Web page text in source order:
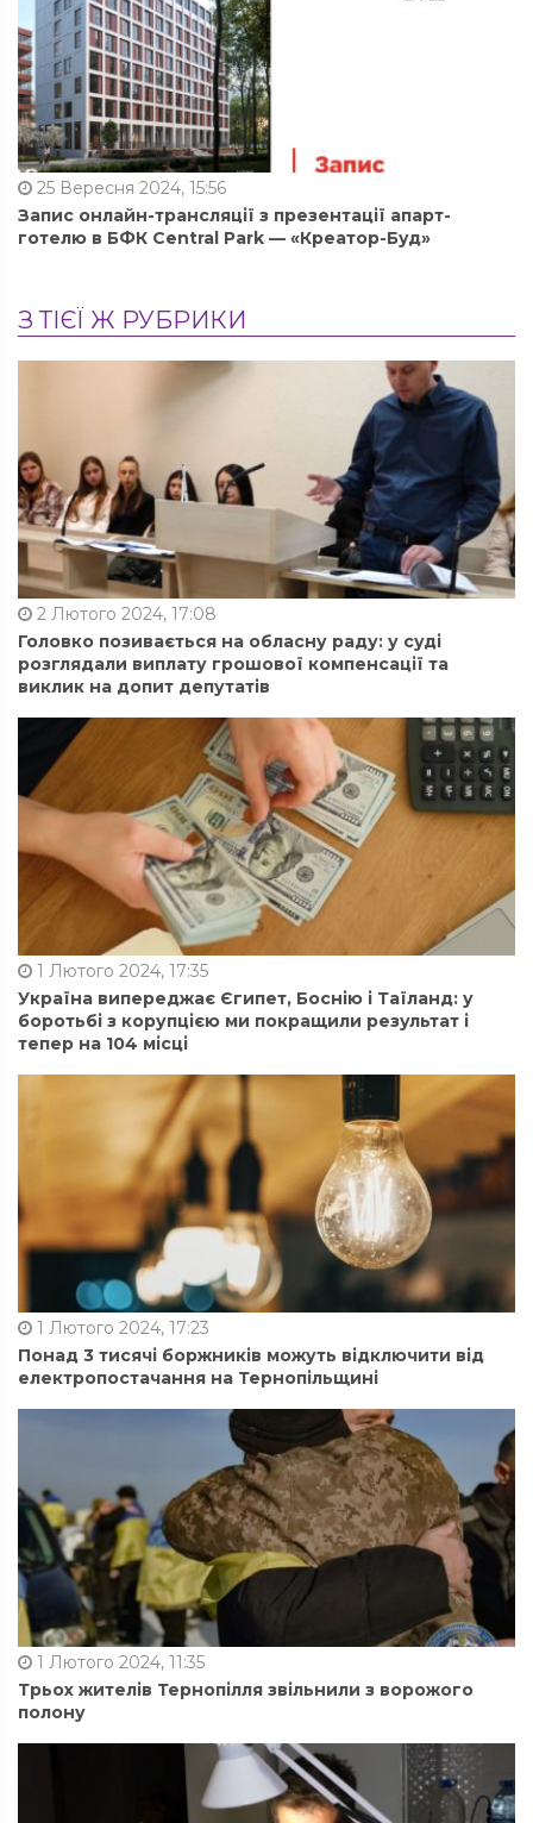
25 Вересня 2024, 15:56
Запис онлайн-трансляції з презентації апарт-
готелю в БФК Central Park — «Креатор-Буд»
З ТІЄЇ Ж РУБРИКИ
2 Лютого 2024, 17:08
Головко позивається на обласну раду: у суді
розглядали виплату грошової компенсації та
виклик на допит депутатів
1 Лютого 2024, 17:35
Україна випереджає Єгипет, Боснію і Таїланд: у
боротьбі з корупцією ми покращили результат і
тепер на 104 місці
1 Лютого 2024, 17:23
Понад 3 тисячі боржників можуть відключити від
електропостачання на Тернопільщині
1 Лютого 2024, 11:35
Трьох жителів Тернопілля звільнили з ворожого
полону